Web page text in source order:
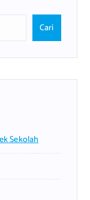
Cari
Sekolah